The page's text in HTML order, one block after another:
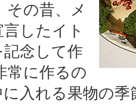
その昔、メ
したイト
念して作
常に作るの
入れる果物の季